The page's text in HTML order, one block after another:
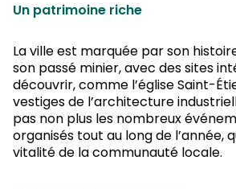
Un patrimoine riche
La ville est marquée par son
son passé minier, avec des sites
découvrir, comme l’église Saint-
vestiges de l’architecture
pas non plus les nombreux
organisés tout au long de l’année,
vitalité de la communauté locale.